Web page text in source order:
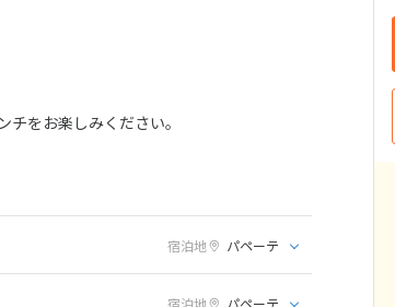
をお楽しみください。
宿泊地 パペーテ
宿泊地 パペーテ